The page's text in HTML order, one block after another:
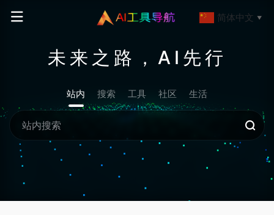
未来之路，AI先行
站内 搜索 工具 社区 生活
简体中文 ▼